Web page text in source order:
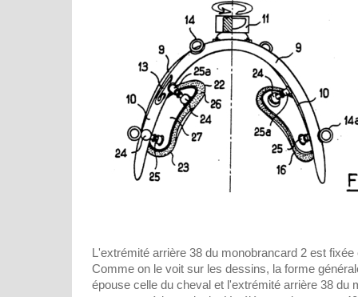
L'extrémité arrière 38 du monobrancard 2 est
Comme on le voit sur les dessins, la forme
épouse celle du cheval et l'extrémité arrière 38 du